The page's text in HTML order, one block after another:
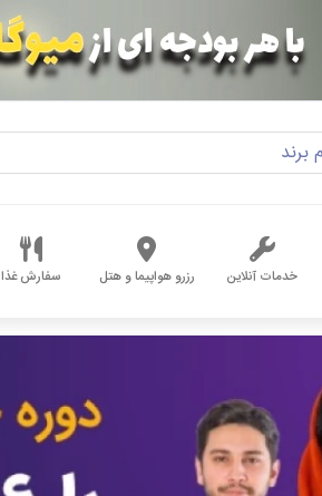
خدمات آنلاین رزرو هواپیما و هتل سفارش غذا